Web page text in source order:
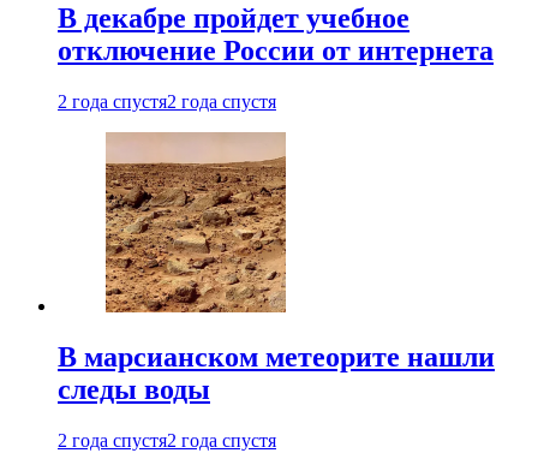
В декабре пройдет учебное
отключение России от интернета
2 года спустя2 года спустя
В марсианском метеорите нашли
следы воды
2 года спустя2 года спустя